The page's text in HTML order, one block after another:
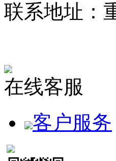
联系地址：
在线客服
客户服务